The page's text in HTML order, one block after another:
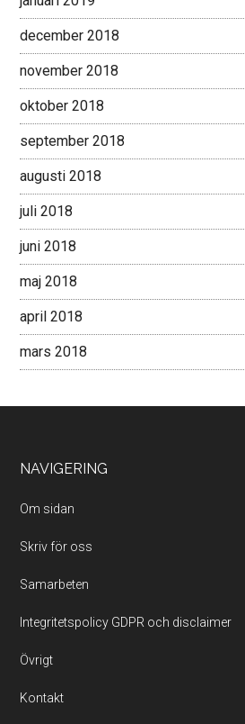
december 2018
november 2018
oktober 2018
september 2018
augusti 2018
juli 2018
juni 2018
maj 2018
april 2018
mars 2018
Footer
NAVIGERING
Om sidan
Skriv för oss
Samarbeten
Integritetspolicy GDPR och disclaimer
Övrigt
Kontakt